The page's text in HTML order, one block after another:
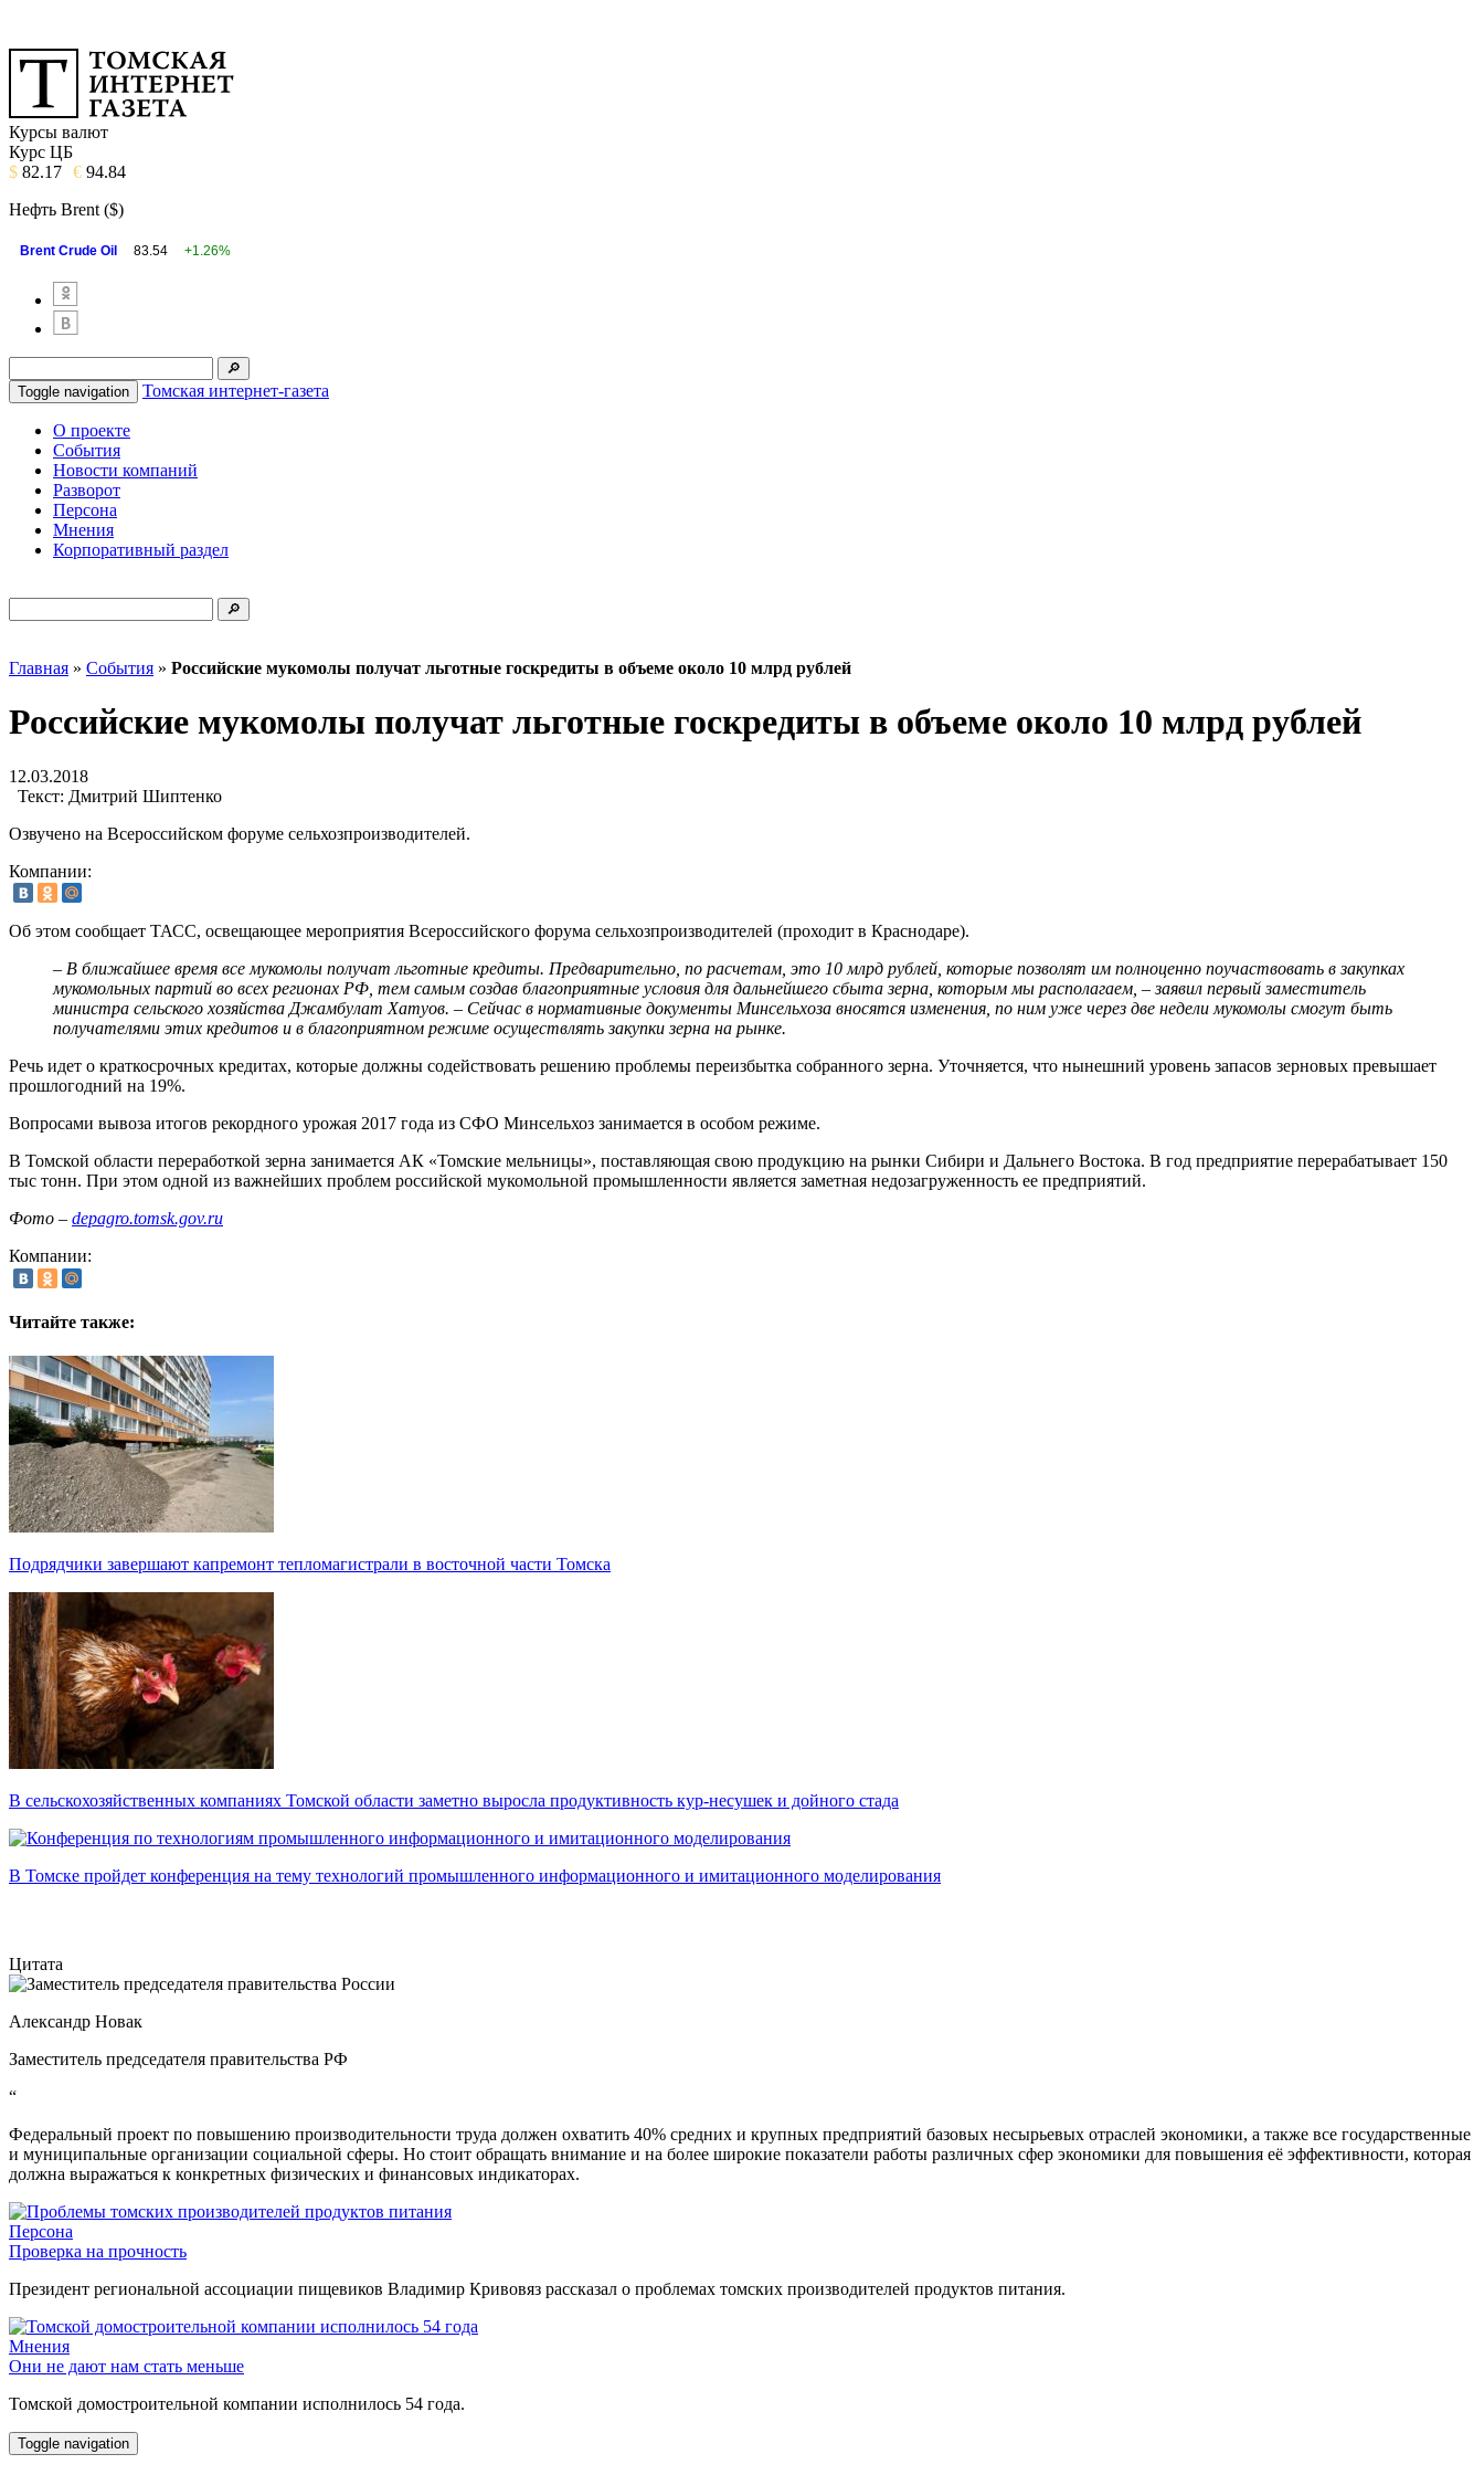
Курсы валют
Курс ЦБ
$ 82.17 € 94.84
Нефть Brent ($)
Brent Crude Oil 83.54 +1.26%
Toggle navigation Томская интернет-газета
О проекте
События
Новости компаний
Разворот
Персона
Мнения
Корпоративный раздел
Главная » События » Российские мукомолы получат льготные госкредиты в объеме около 10 млрд рублей
Российские мукомолы получат льготные госкредиты в объеме около 10 млрд рублей
12.03.2018
Текст: Дмитрий Шиптенко
Озвучено на Всероссийском форуме сельхозпроизводителей.
Компании:
Об этом сообщает ТАСС, освещающее мероприятия Всероссийского форума сельхозпроизводителей (проходит в Краснодаре).
– В ближайшее время все мукомолы получат льготные кредиты. Предварительно, по расчетам, это 10 млрд рублей, которые позволят им полноценно поучаствовать в закупках
мукомольных партий во всех регионах РФ, тем самым создав благоприятные условия для дальнейшего сбыта зерна, которым мы располагаем, – заявил первый заместитель
министра сельского хозяйства Джамбулат Хатуов. – Сейчас в нормативные документы Минсельхоза вносятся изменения, по ним уже через две недели мукомолы смогут быть
получателями этих кредитов и в благоприятном режиме осуществлять закупки зерна на рынке.
Речь идет о краткосрочных кредитах, которые должны содействовать решению проблемы переизбытка собранного зерна. Уточняется, что нынешний уровень запасов зерновых превышает
прошлогодний на 19%.
Вопросами вывоза итогов рекордного урожая 2017 года из СФО Минсельхоз занимается в особом режиме.
В Томской области переработкой зерна занимается АК «Томские мельницы», поставляющая свою продукцию на рынки Сибири и Дальнего Востока. В год предприятие перерабатывает 150
тыс тонн. При этом одной из важнейших проблем российской мукомольной промышленности является заметная недозагруженность ее предприятий.
Фото – depagro.tomsk.gov.ru
Компании:
Читайте также:
Подрядчики завершают капремонт тепломагистрали в восточной части Томска
В сельскохозяйственных компаниях Томской области заметно выросла продуктивность кур-несушек и дойного стада
В Томске пройдет конференция на тему технологий промышленного информационного и имитационного моделирования
Цитата
Александр Новак
Заместитель председателя правительства РФ
“
Федеральный проект по повышению производительности труда должен охватить 40% средних и крупных предприятий базовых несырьевых отраслей экономики, а также все государственные
и муниципальные организации социальной сферы. Но стоит обращать внимание и на более широкие показатели работы различных сфер экономики для повышения её эффективности, которая
должна выражаться к конкретных физических и финансовых индикаторах.
Персона
Проверка на прочность
Президент региональной ассоциации пищевиков Владимир Кривовяз рассказал о проблемах томских производителей продуктов питания.
Мнения
Они не дают нам стать меньше
Томской домостроительной компании исполнилось 54 года.
Toggle navigation